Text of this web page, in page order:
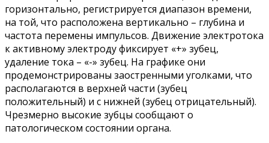
горизонтально, регистрируется диапазон времени,
на той, что расположена вертикально – глубина и
частота перемены импульсов. Движение электротока
к активному электроду фиксирует «+» зубец,
удаление тока – «-» зубец. На графике они
продемонстрированы заостренными уголками, что
располагаются в верхней части (зубец
положительный) и с нижней (зубец отрицательный).
Чрезмерно высокие зубцы сообщают о
патологическом состоянии органа.